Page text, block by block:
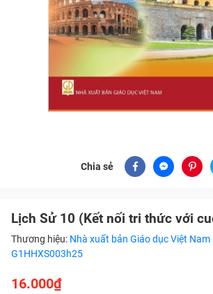
Chia sẻ
Lịch Sử 10 (Kết nối tri thức với
Thương hiệu: Nhà xuất bản Giáo dục Việt Nam
G1HHXS003h25
16.000₫